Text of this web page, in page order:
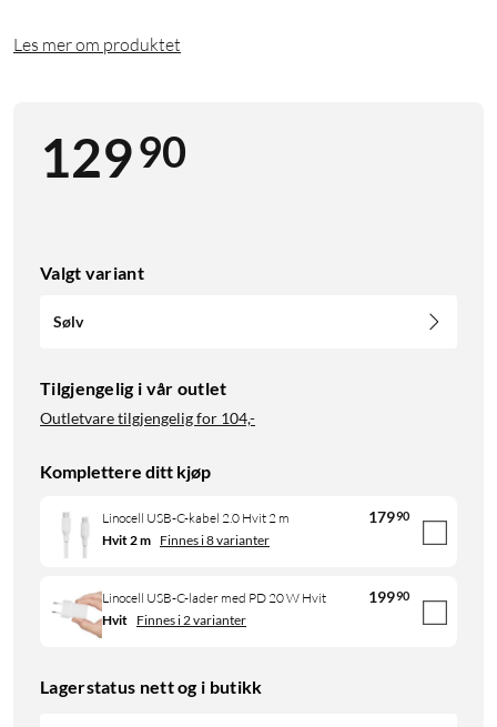
Les mer om produktet
12990
Valgt variant
Sølv
Tilgjengelig i vår outlet
Outletvare tilgjengelig for 104,-
Komplettere ditt kjøp
Linocell USB-C-kabel 2.0 Hvit 2 m 17990
Hvit 2 m Finnes i 8 varianter
Linocell USB-C-lader med PD 20 W Hvit 19990
Hvit Finnes i 2 varianter
Lagerstatus nett og i butikk